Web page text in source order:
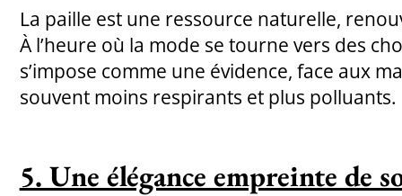
La paille est une ressource naturelle,
À l’heure où la mode se tourne vers des
s’impose comme une évidence, face aux
souvent moins respirants et plus polluants.
5. Une élégance empreinte de